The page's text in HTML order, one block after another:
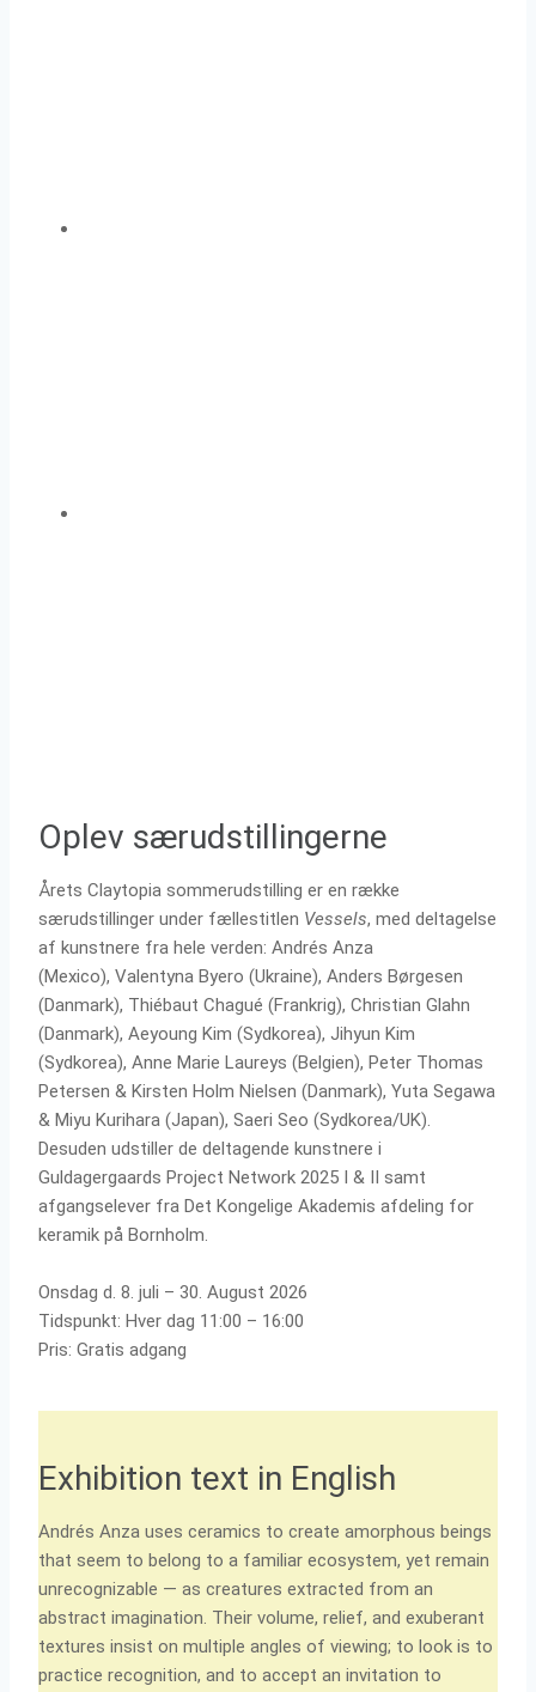
Oplev særudstillingerne
Årets Claytopia sommerudstilling er en række
særudstillinger under fællestitlen Vessels, med deltagelse
af kunstnere fra hele verden: Andrés Anza
(Mexico), Valentyna Byero (Ukraine), Anders Børgesen
(Danmark), Thiébaut Chagué (Frankrig), Christian Glahn
(Danmark), Aeyoung Kim (Sydkorea), Jihyun Kim
(Sydkorea), Anne Marie Laureys (Belgien), Peter Thomas
Petersen & Kirsten Holm Nielsen (Danmark), Yuta Segawa
& Miyu Kurihara (Japan), Saeri Seo (Sydkorea/UK).
Desuden udstiller de deltagende kunstnere i
Guldagergaards Project Network 2025 I & II samt
afgangselever fra Det Kongelige Akademis afdeling for
keramik på Bornholm.
Onsdag d. 8. juli – 30. August 2026
Tidspunkt: Hver dag 11:00 – 16:00
Pris: Gratis adgang
Exhibition text in English
Andrés Anza uses ceramics to create amorphous beings
that seem to belong to a familiar ecosystem, yet remain
unrecognizable — as creatures extracted from an
abstract imagination. Their volume, relief, and exuberant
textures insist on multiple angles of viewing; to look is to
practice recognition, and to accept an invitation to